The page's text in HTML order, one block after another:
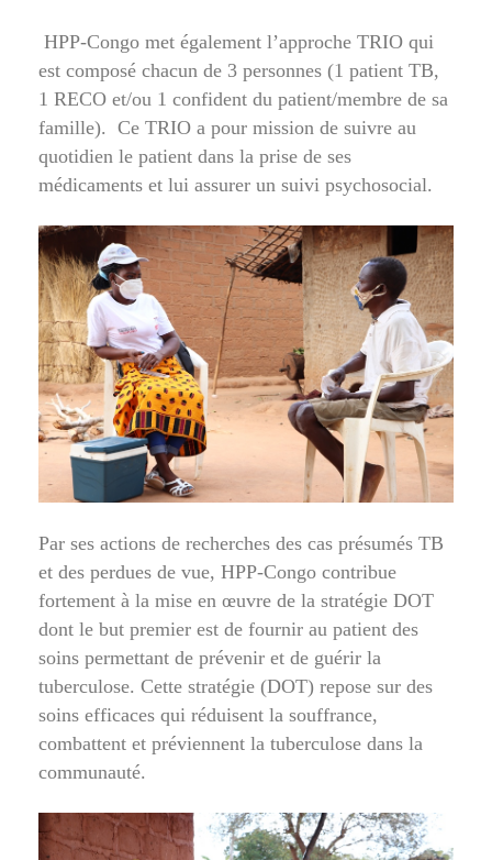
HPP-Congo met également l’approche TRIO qui
est composé chacun de 3 personnes (1 patient TB,
1 RECO et/ou 1 confident du patient/membre de sa
famille). Ce TRIO a pour mission de suivre au
quotidien le patient dans la prise de ses
médicaments et lui assurer un suivi psychosocial.
Par ses actions de recherches des cas présumés TB
et des perdues de vue, HPP-Congo contribue
fortement à la mise en œuvre de la stratégie DOT
dont le but premier est de fournir au patient des
soins permettant de prévenir et de guérir la
tuberculose. Cette stratégie (DOT) repose sur des
soins efficaces qui réduisent la souffrance,
combattent et préviennent la tuberculose dans la
communauté.